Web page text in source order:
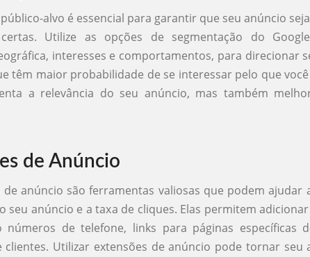
alvo é essencial para garantir que seu anúncio
Utilize as opções de segmentação do
interesses e comportamentos, para direcionar
têm maior probabilidade de se interessar pelo que você
a relevância do seu anúncio, mas também
de Anúncio
de anúncio são ferramentas valiosas que podem ajudar
seu anúncio e a taxa de cliques. Elas permitem
números de telefone, links para páginas específicas
clientes. Utilizar extensões de anúncio pode tornar seu